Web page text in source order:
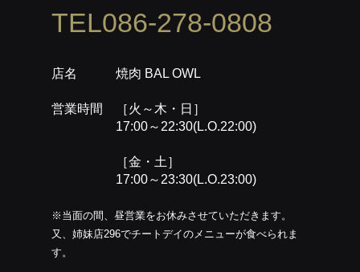
TEL086-278-0808
店名 焼肉 BAL OWL
営業時間 ［火～木・日］
17:00～22:30(L.O.22:00)
［金・土］
17:00～23:30(L.O.23:00)
※当面の間、昼営業をお休みさせていただきます。
又、姉妹店296でチートデイのメニューが食べられま
す。